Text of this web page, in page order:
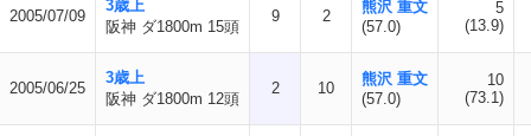
2005/07/09
3歳上
阪神 ダ1800m 15頭
9 2
熊沢 重文
(57.0)
5
(13.9)
2005/06/25
3歳上
阪神 ダ1800m 12頭
2 10
熊沢 重文
(57.0)
10
(73.1)